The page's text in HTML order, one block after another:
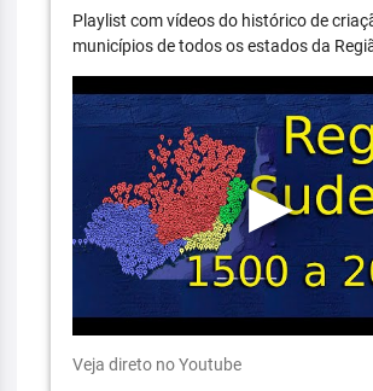
Playlist com vídeos do histórico de
municípios de todos os estados da
Veja direto no Youtube